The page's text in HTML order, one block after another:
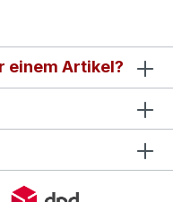
einem Artikel?